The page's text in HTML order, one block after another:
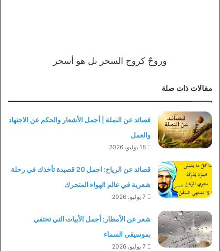
وروحٌ كروح السحر بل هو أسحر
مقالات ذات صلة
قصائد عن النملة | أجمل الأشعار والحكم عن الاجتهاد
والعمل
18 يوليو، 2026
قصائد عن الرياح: اجمل 20 قصيدة تأخذك في رحلة
شعرية في عالم الهواء المتحرك
7 يوليو، 2026
شعر عن الأمطار: أجمل الأبيات التي تحتفي
بموسيقى السماء
7 يوليو، 2026